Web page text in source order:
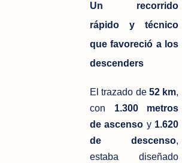
Un recorrido
rápido y técnico
que favoreció a los
descenders
El trazado de 52 km,
con 1.300 metros
de ascenso y 1.620
de descenso,
estaba diseñado